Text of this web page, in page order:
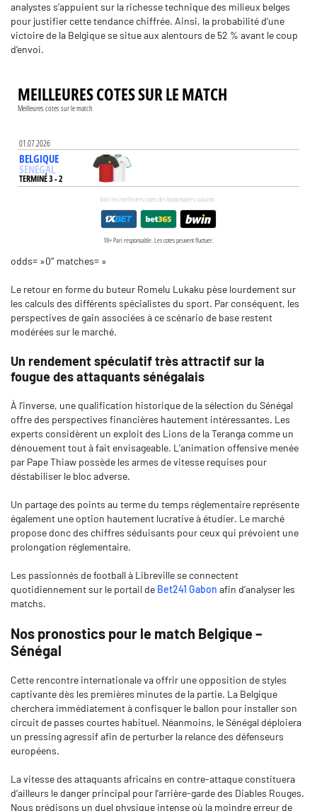
analystes s’appuient sur la richesse technique des milieux belges
pour justifier cette tendance chiffrée. Ainsi, la probabilité d’une
victoire de la Belgique se situe aux alentours de 52 % avant le coup
d’envoi.
odds= »0″ matches= »
Le retour en forme du buteur Romelu Lukaku pèse lourdement sur
les calculs des différents spécialistes du sport. Par conséquent, les
perspectives de gain associées à ce scénario de base restent
modérées sur le marché.
Un rendement spéculatif très attractif sur la
fougue des attaquants sénégalais
À l’inverse, une qualification historique de la sélection du Sénégal
offre des perspectives financières hautement intéressantes. Les
experts considèrent un exploit des Lions de la Teranga comme un
dénouement tout à fait envisageable. L’animation offensive menée
par Pape Thiaw possède les armes de vitesse requises pour
déstabiliser le bloc adverse.
Un partage des points au terme du temps réglementaire représente
également une option hautement lucrative à étudier. Le marché
propose donc des chiffres séduisants pour ceux qui prévoient une
prolongation réglementaire.
Les passionnés de football à Libreville se connectent
quotidiennement sur le portail de Bet241 Gabon afin d’analyser les
matchs.
Nos pronostics pour le match Belgique –
Sénégal
Cette rencontre internationale va offrir une opposition de styles
captivante dès les premières minutes de la partie. La Belgique
cherchera immédiatement à confisquer le ballon pour installer son
circuit de passes courtes habituel. Néanmoins, le Sénégal déploiera
un pressing agressif afin de perturber la relance des défenseurs
européens.
La vitesse des attaquants africains en contre-attaque constituera
d’ailleurs le danger principal pour l’arrière-garde des Diables Rouges.
Nous prédisons un duel physique intense où la moindre erreur de